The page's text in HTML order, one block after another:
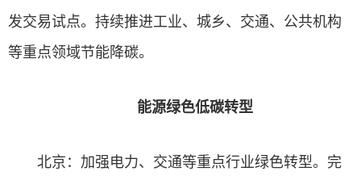
发交易试点。持续推进工业、城乡、交通、公共机构
等重点领域节能降碳。
能源绿色低碳转型
北京：加强电力、交通等重点行业绿色转型。完